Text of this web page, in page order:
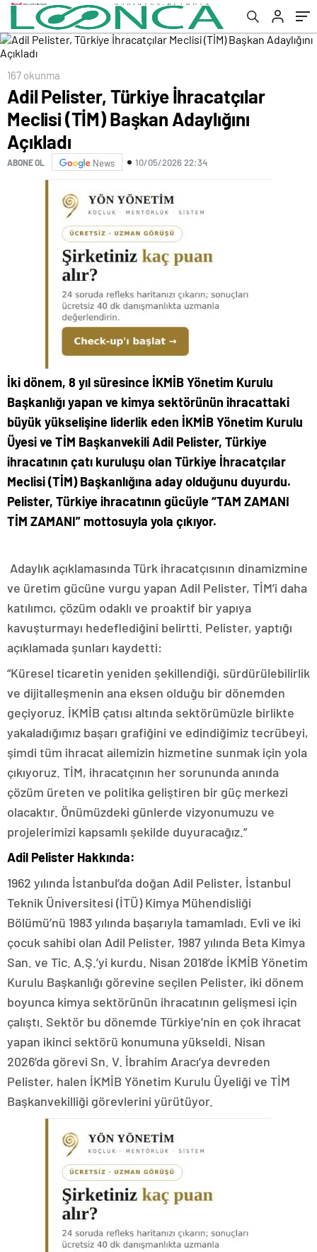
167 okunma
Adil Pelister, Türkiye İhracatçılar
Meclisi (TİM) Başkan Adaylığını
Açıkladı
ABONE OL News 10/05/2026 22:34
İki dönem, 8 yıl süresince İKMİB Yönetim Kurulu
Başkanlığı yapan ve kimya sektörünün ihracattaki
büyük yükselişine liderlik eden İKMİB Yönetim Kurulu
Üyesi ve TİM Başkanvekili Adil Pelister, Türkiye
ihracatının çatı kuruluşu olan Türkiye İhracatçılar
Meclisi (TİM) Başkanlığına aday olduğunu duyurdu.
Pelister, Türkiye ihracatının gücüyle “TAM ZAMANI
TİM ZAMANI” mottosuyla yola çıkıyor.
Adaylık açıklamasında Türk ihracatçısının dinamizmine
ve üretim gücüne vurgu yapan Adil Pelister, TİM’i daha
katılımcı, çözüm odaklı ve proaktif bir yapıya
kavuşturmayı hedeflediğini belirtti. Pelister, yaptığı
açıklamada şunları kaydetti:
“Küresel ticaretin yeniden şekillendiği, sürdürülebilirlik
ve dijitalleşmenin ana eksen olduğu bir dönemden
geçiyoruz. İKMİB çatısı altında sektörümüzle birlikte
yakaladığımız başarı grafiğini ve edindiğimiz tecrübeyi,
şimdi tüm ihracat ailemizin hizmetine sunmak için yola
çıkıyoruz. TİM, ihracatçının her sorununda anında
çözüm üreten ve politika geliştiren bir güç merkezi
olacaktır. Önümüzdeki günlerde vizyonumuzu ve
projelerimizi kapsamlı şekilde duyuracağız.”
Adil Pelister Hakkında:
1962 yılında İstanbul’da doğan Adil Pelister, İstanbul
Teknik Üniversitesi (İTÜ) Kimya Mühendisliği
Bölümü’nü 1983 yılında başarıyla tamamladı. Evli ve iki
çocuk sahibi olan Adil Pelister, 1987 yılında Beta Kimya
San. ve Tic. A.Ş.’yi kurdu. Nisan 2018’de İKMİB Yönetim
Kurulu Başkanlığı görevine seçilen Pelister, iki dönem
boyunca kimya sektörünün ihracatının gelişmesi için
çalıştı. Sektör bu dönemde Türkiye’nin en çok ihracat
yapan ikinci sektörü konumuna yükseldi. Nisan
2026’da görevi Sn. V. İbrahim Aracı’ya devreden
Pelister, halen İKMİB Yönetim Kurulu Üyeliği ve TİM
Başkanvekilliği görevlerini yürütüyor.